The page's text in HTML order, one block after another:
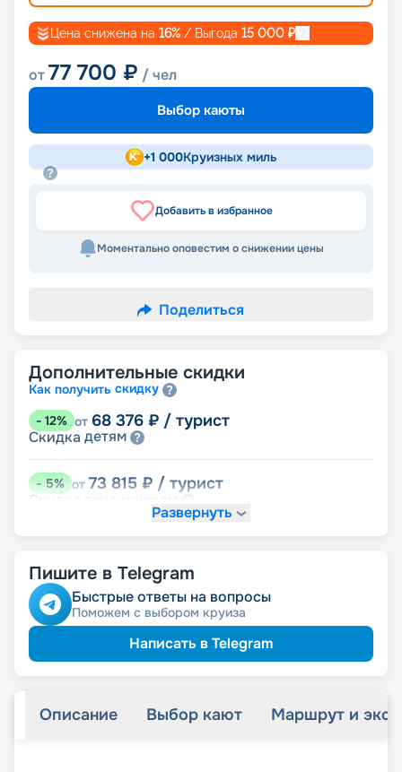
Цена снижена на 16% / Выгода 15 000 ₽
от77 700 ₽ / чел
Выбор каюты
+1 000Круизных миль
Добавить в избранное
Моментально оповестим о снижении цены
Поделиться
Дополнительные скидки
Как получить скидку
- 12% от 68 376 ₽ / турист
Скидка детям
-5% от 73 815 ₽ / турист
Скидка
именинникамРазвернуть
Пишите в Telegram
Быстрые ответы на вопросы
Поможем с выбором круиза
Написать в Telegram
Описание Выбор кают Маршрут и